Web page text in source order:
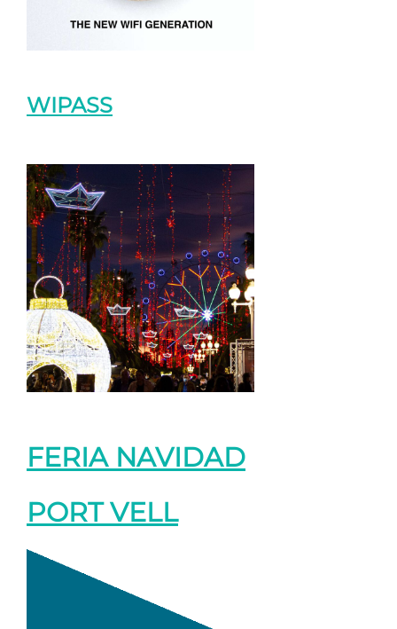
WIPASS
FERIA NAVIDAD
PORT VELL